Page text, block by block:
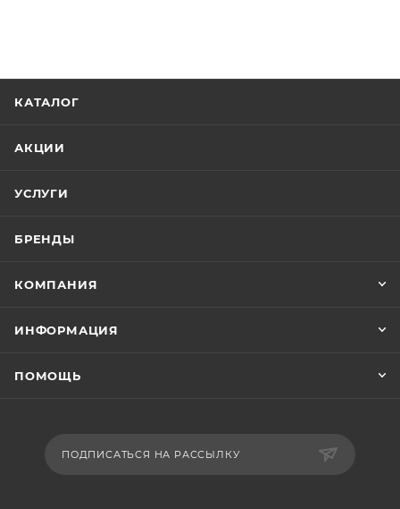
КАТАЛОГ
АКЦИИ
УСЛУГИ
БРЕНДЫ
КОМПАНИЯ
ИНФОРМАЦИЯ
ПОМОЩЬ
ПОДПИСАТЬСЯ НА РАССЫЛКУ